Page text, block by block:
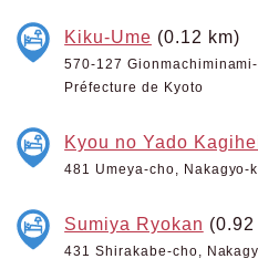
Kiku-Ume (0.12 km)
570-127
Préfecture de Kyoto
Kyou no Yado
481 Umeya-cho, Nakagyo-
Sumiya Ryokan (0.92
431 Shirakabe-cho,